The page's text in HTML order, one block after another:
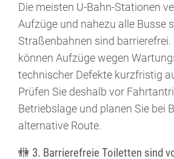
Die meisten U-Bahn-Stationen
Aufzüge und nahezu alle Busse
Straßenbahnen sind
können Aufzüge wegen
technischer Defekte kurzfristig
Prüfen Sie deshalb vor
Betriebslage und planen Sie bei
alternative Route.
🚻 3. Barrierefreie Toiletten sind